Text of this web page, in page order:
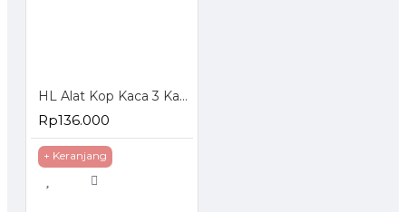
HL Alat Kop Kaca 3 Kaki 3-Glass Sucker
Rp136.000
+ Keranjang